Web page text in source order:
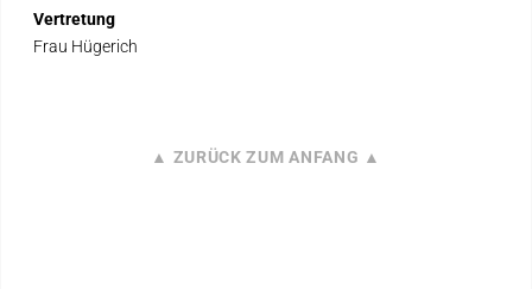
Vertretung
Frau Hügerich
▲ ZURÜCK ZUM ANFANG ▲